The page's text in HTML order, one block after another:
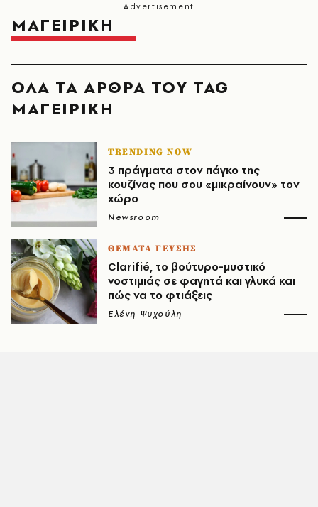
ΜΑΓΕΙΡΙΚΗ
ΟΛΑ ΤΑ ΑΡΘΡΑ ΤΟΥ TAG
ΜΑΓΕΙΡΙΚΗ
TRENDING NOW
3 πράγματα στον πάγκο της
κουζίνας που σου «μικραίνουν» τον
χώρο
Newsroom
ΘΕΜΑΤΑ ΓΕΥΣΗΣ
Clarifié, το βούτυρο-μυστικό
νοστιμιάς σε φαγητά και γλυκά και
πώς να το φτιάξεις
Ελένη Ψυχούλη